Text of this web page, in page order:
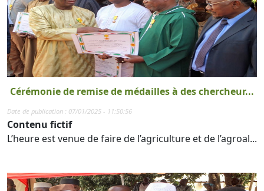
Cérémonie de remise de médailles à des chercheur...
Date de publication : 07/01/2025 - 11:50:56
Contenu fictif
L’heure est venue de faire de l’agriculture et de l’agroal...